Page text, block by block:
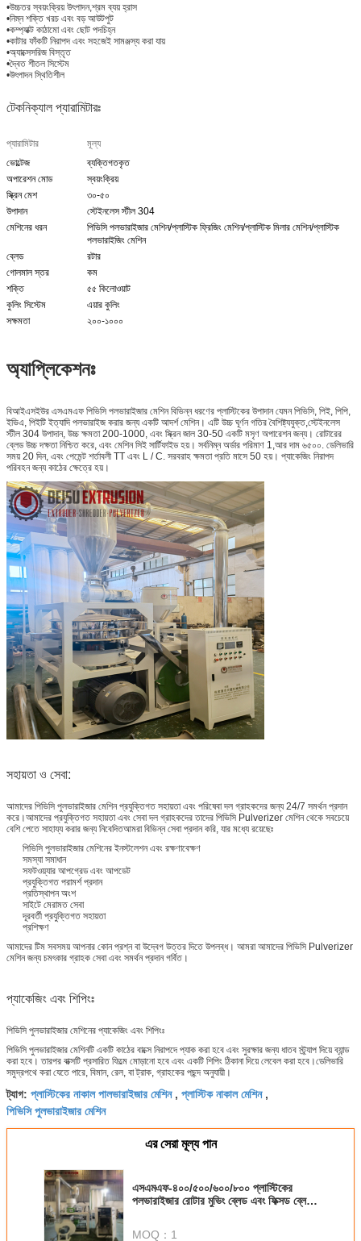
•উচ্চতর স্বয়ংক্রিয় উৎপাদন,শ্রম ব্যয় হ্রাস
•নিম্ন শক্তি খরচ এবং বড় আউটপুট
•কম্প্যাক্ট কাঠামো এবং ছোট পদচিহ্ন
•কাটার ফাঁকটি নিরাপদ এবং সহজেই সামঞ্জস্য করা যায়
•অ্যাক্সেসরিজ বিস্তৃত
•দ্বৈত শীতল সিস্টেম
•উৎপাদন স্থিতিশীল
টেকনিক্যাল প্যারামিটারঃ
প্যারামিটার
মূল্য
ভোল্টেজ
ব্যক্তিগতকৃত
অপারেশন মোড
স্বয়ংক্রিয়
স্ক্রিন মেশ
৩০-৫০
উপাদান
স্টেইনলেস স্টীল 304
মেশিনের ধরন
পিভিসি পলভারাইজার মেশিন/প্লাস্টিক ফ্রিজিং মেশিন/প্লাস্টিক মিলার মেশিন/প্লাস্টিক
পলভারাইজিং মেশিন
ব্লেড
রটার
গোলমাল স্তর
কম
শক্তি
৫৫ কিলোওয়াট
কুলিং সিস্টেম
এয়ার কুলিং
সক্ষমতা
২০০-১০০০
অ্যাপ্লিকেশনঃ
বিআইএসইউর এসএমএফ পিভিসি পলভারাইজার মেশিন বিভিন্ন ধরণের প্লাস্টিকের উপাদান যেমন পিভিসি, পিই, পিপি,
ইভিএ, পিইটি ইত্যাদি পলভারাইজ করার জন্য একটি আদর্শ মেশিন। এটি উচ্চ ঘূর্ণন গতির বৈশিষ্ট্যযুক্ত,স্টেইনলেস
স্টীল 304 উপাদান, উচ্চ ক্ষমতা 200-1000, এবং স্ক্রিন জাল 30-50 একটি মসৃণ অপারেশন জন্য। রোটারের
ব্লেড উচ্চ দক্ষতা নিশ্চিত করে, এবং মেশিন সিই সার্টিফাইড হয়। সর্বনিম্ন অর্ডার পরিমাণ 1,আর দাম ৬৫০০. ডেলিভারি
সময় 20 দিন, এবং পেমেন্ট শর্তাবলী TT এবং L / C. সরবরাহ ক্ষমতা প্রতি মাসে 50 হয়। প্যাকেজিং নিরাপদ
পরিবহন জন্য কাঠের ক্ষেত্রে হয়।
সহায়তা ও সেবা:
আমাদের পিভিসি পুলভারাইজার মেশিন প্রযুক্তিগত সহায়তা এবং পরিষেবা দল গ্রাহকদের জন্য 24/7 সমর্থন প্রদান
করে।আমাদের প্রযুক্তিগত সহায়তা এবং সেবা দল গ্রাহকদের তাদের পিভিসি Pulverizer মেশিন থেকে সবচেয়ে
বেশি পেতে সাহায্য করার জন্য নিবেদিতআমরা বিভিন্ন সেবা প্রদান করি, যার মধ্যে রয়েছেঃ
পিভিসি পুলভারাইজার মেশিনের ইনস্টলেশন এবং রক্ষণাবেক্ষণ
সমস্যা সমাধান
সফটওয়্যার আপগ্রেড এবং আপডেট
প্রযুক্তিগত পরামর্শ প্রদান
প্রতিস্থাপন অংশ
সাইটে মেরামত সেবা
দূরবর্তী প্রযুক্তিগত সহায়তা
প্রশিক্ষণ
আমাদের টিম সবসময় আপনার কোন প্রশ্ন বা উদ্বেগ উত্তর দিতে উপলব্ধ। আমরা আমাদের পিভিসি Pulverizer
মেশিন জন্য চমৎকার গ্রাহক সেবা এবং সমর্থন প্রদান গর্বিত।
প্যাকেজিং এবং শিপিংঃ
পিভিসি পুলভারাইজার মেশিনের প্যাকেজিং এবং শিপিংঃ
পিভিসি পুলভারাইজার মেশিনটি একটি কাঠের বাক্সে নিরাপদে প্যাক করা হবে এবং সুরক্ষার জন্য ধাতব স্ট্র্যাপ দিয়ে ব্যান্ড
করা হবে। তারপর বাক্সটি প্রসারিত ফিল্মে মোড়ানো হবে এবং একটি শিপিং ঠিকানা দিয়ে লেবেল করা হবে।ডেলিভারি
সমুদ্রপথে করা যেতে পারে, বিমান, রেল, বা ট্রাক, গ্রাহকের পছন্দ অনুযায়ী।
ট্যাগ: প্লাস্টিকের নাকাল পালভারাইজার মেশিন, প্লাস্টিক নাকাল মেশিন,
পিভিসি পুলভারাইজার মেশিন
এর সেরা মূল্য পান
এসএমএফ-৪০০/৫০০/৬০০/৮০০ প্লাস্টিকের
পলভারাইজার রোটার মুভিং ব্লেড এবং ফিক্সড ব্লেড
MOQ： 1